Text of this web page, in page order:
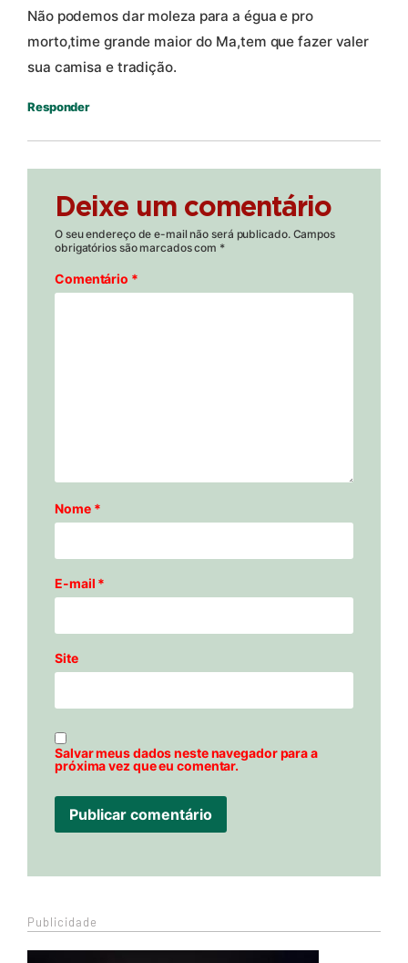
Não podemos dar moleza para a égua e pro
morto,time grande maior do Ma,tem que fazer valer
sua camisa e tradição.
Responder
Deixe um comentário
O seu endereço de e-mail não será publicado. Campos
obrigatórios são marcados com *
Comentário *
Nome *
E-mail *
Site
Salvar meus dados neste navegador para a
próxima vez que eu comentar.
Publicidade